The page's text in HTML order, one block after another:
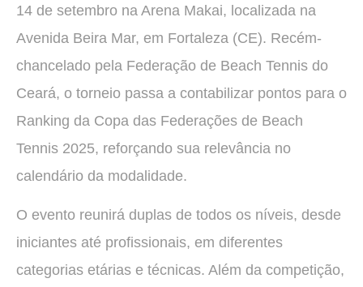
14 de setembro na Arena Makai, localizada na
Avenida Beira Mar, em Fortaleza (CE). Recém-
chancelado pela Federação de Beach Tennis do
Ceará, o torneio passa a contabilizar pontos para o
Ranking da Copa das Federações de Beach
Tennis 2025, reforçando sua relevância no
calendário da modalidade.
O evento reunirá duplas de todos os níveis, desde
iniciantes até profissionais, em diferentes
categorias etárias e técnicas. Além da competição,